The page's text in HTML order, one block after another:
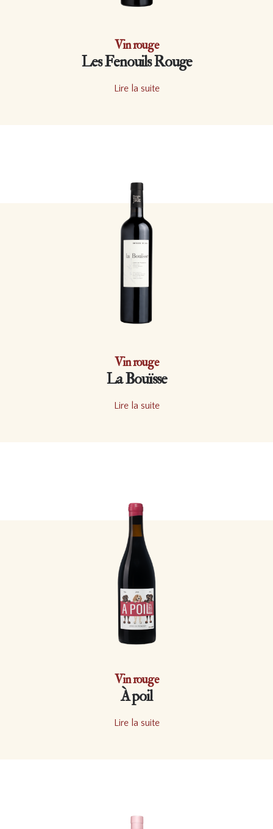
Vin rouge
Les Fenouils Rouge
Lire la suite
Vin rouge
La Bouïsse
Lire la suite
Vin rouge
À poil
Lire la suite